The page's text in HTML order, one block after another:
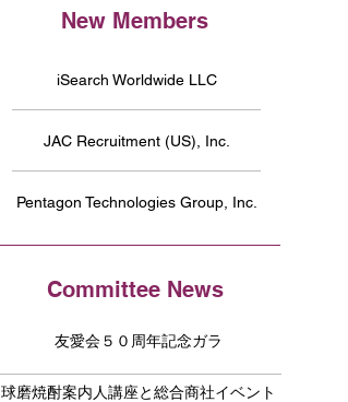
New Members
iSearch Worldwide LLC
JAC Recruitment (US), Inc.
Pentagon Technologies Group, Inc.
Committee News
友愛会５０周年記念ガラ
球磨焼酎案内人講座と総合商社イベント